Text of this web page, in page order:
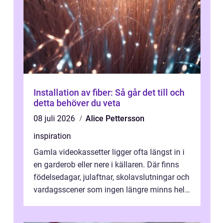
Installation av fiber: Så går det till och
detta behöver du veta
08 juli 2026
Alice Pettersson
inspiration
Gamla videokassetter ligger ofta längst in i
en garderob eller nere i källaren. Där finns
födelsedagar, julaftnar, skolavslutningar och
vardagsscener som ingen längre minns helt.